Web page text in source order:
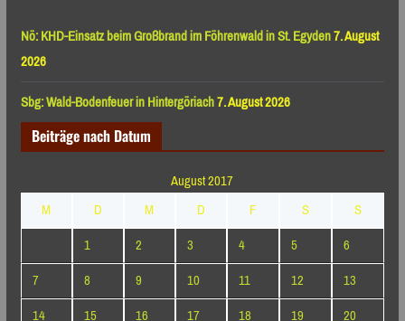
Nö: KHD-Einsatz beim Großbrand im Föhrenwald in St. Egyden7. August
2026
Sbg: Wald-Bodenfeuer in Hintergöriach7. August 2026
Beiträge nach Datum
August 2017
M
D M D F S
S
1
2 3 4 5
6
7
8 9 10 11 12
13
14
15 16 17 18 19
20